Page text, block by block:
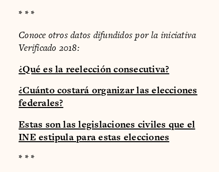
* * *
Conoce otros datos difundidos por la iniciativa
Verificado 2018:
¿Qué es la reelección consecutiva?
¿Cuánto costará organizar las elecciones
federales?
Estas son las legislaciones civiles que el
INE estipula para estas elecciones
* * *